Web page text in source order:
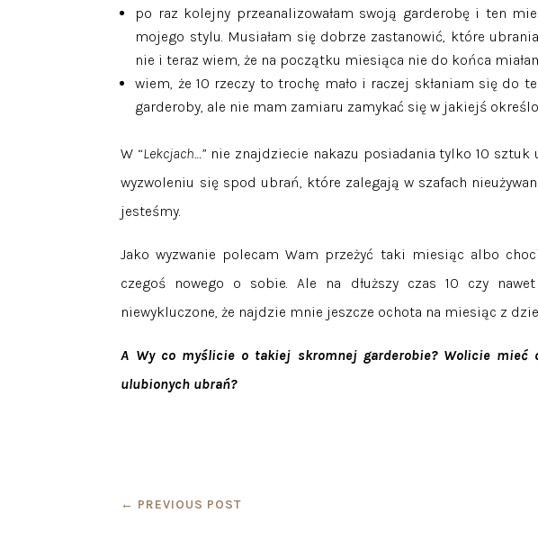
po raz kolejny przeanalizowałam swoją garderobę i ten
mojego stylu. Musiałam się dobrze zastanowić, które
nie i teraz wiem, że na początku miesiąca nie do końca
wiem, że 10 rzeczy to trochę mało i raczej skłaniam się do
garderoby, ale nie mam zamiaru zamykać się w jakiejś
W “Lekcjach…” nie znajdziecie nakazu posiadania tylko 10
wyzwoleniu się spod ubrań, które zalegają w szafach
jesteśmy.
Jako wyzwanie polecam Wam przeżyć taki miesiąc albo
czegoś nowego o sobie. Ale na dłuższy czas 10 czy
niewykluczone, że najdzie mnie jeszcze ochota na miesiąc z
A Wy co myślicie o takiej skromnej garderobie? Wolicie mieć
ulubionych ubrań?
← PREVIOUS POST